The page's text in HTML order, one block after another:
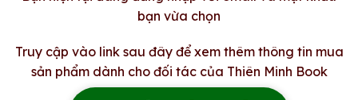
bạn vừa chọn
Truy cập vào link sau đây để xem thêm thông tin mua
sản phẩm dành cho đối tác của Thiên Minh Book